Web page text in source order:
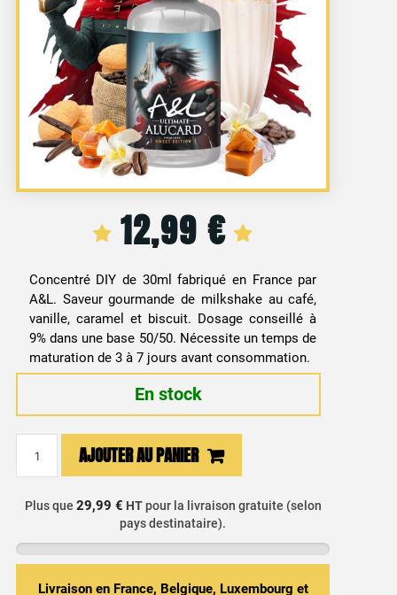
12,99 €
Concentré DIY de 30ml fabriqué en France par
A&L. Saveur gourmande de milkshake au café,
vanille, caramel et biscuit. Dosage conseillé à
9% dans une base 50/50. Nécessite un temps de
maturation de 3 à 7 jours avant consommation.
En stock
Concentré
Milkshake
Café,
Vanille,
AJOUTER AU PANIER
Plus que 29,99 € HTpour la livraison gratuite (selon
pays destinataire).
Livraison en France, Belgique, Luxembourg et